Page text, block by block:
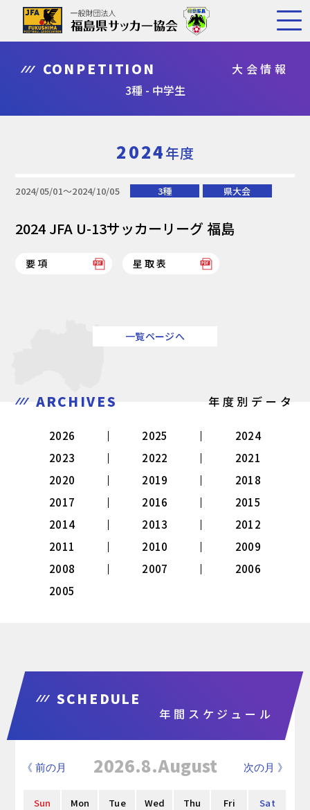
CONPETITION
大会情報
3種 - 中学生
2024年度
2024/05/01〜2024/10/05 3種 県大会
2024 JFA U-13サッカーリーグ 福島
要項 星取表
一覧ページへ
ARCHIVES 年度別データ
2026 2025
2024
2023
2022
2021
2020
2019
2018
2017
2016
2015
2014
2013
2012
2011
2010
2009
2008
2007
2006
2005
SCHEDULE
年間スケジュール
《 前の月 次の月 》
2026.8.August
Sun Mon Tue Wed Thu Fri
Sat